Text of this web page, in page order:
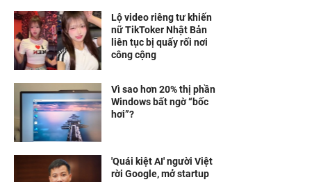
Lộ video riêng tư khiến
nữ TikToker Nhật Bản
liên tục bị quấy rối nơi
công cộng
Vì sao hơn 20% thị phần
Windows bất ngờ “bốc
hơi”?
'Quái kiệt AI' người Việt
rời Google, mở startup